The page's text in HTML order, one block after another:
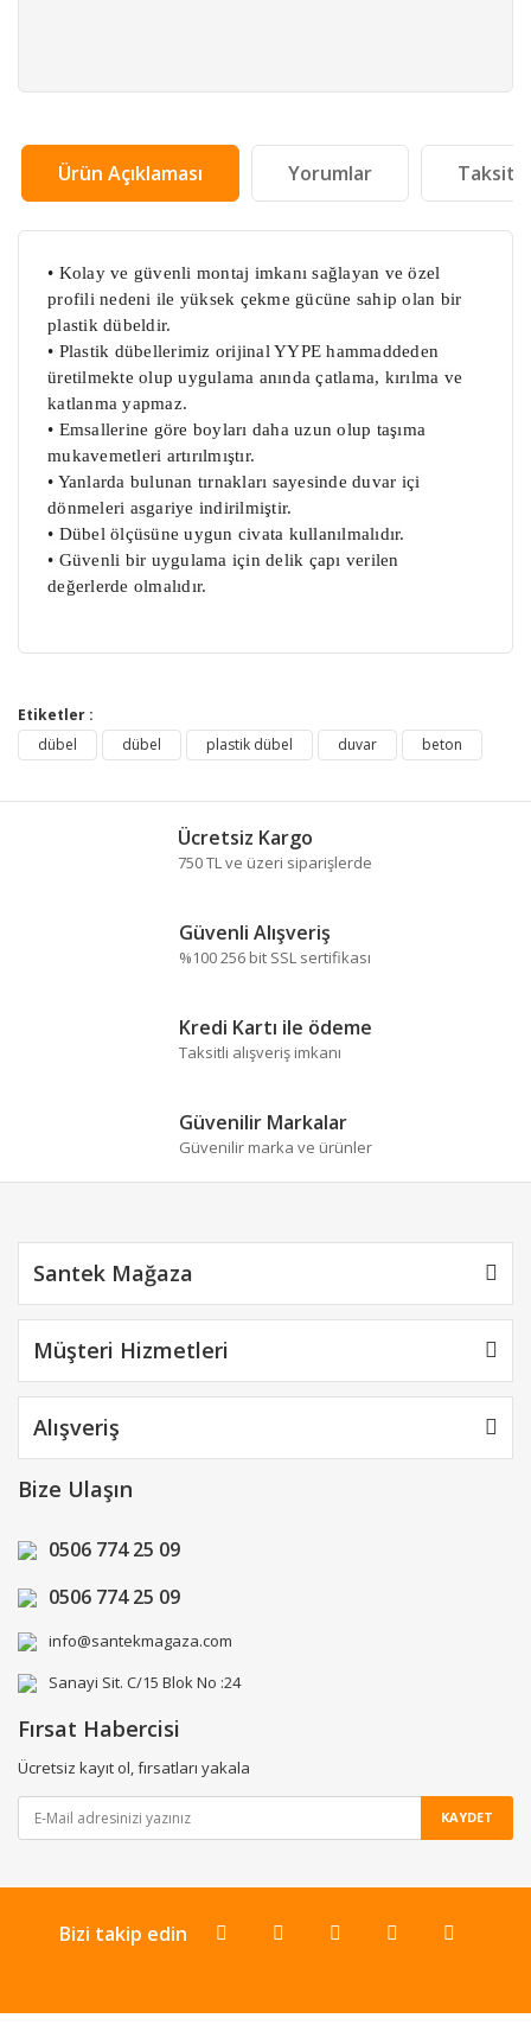
Ürün Açıklaması Yorumlar Taksit
• Kolay ve güvenli montaj imkanı sağlayan ve özel
profili nedeni ile yüksek çekme gücüne sahip olan bir
plastik dübeldir.
• Plastik dübellerimiz orijinal YYPE hammaddeden
üretilmekte olup uygulama anında çatlama, kırılma ve
katlanma yapmaz.
• Emsallerine göre boyları daha uzun olup taşıma
mukavemetleri artırılmıştır.
• Yanlarda bulunan tırnakları sayesinde duvar içi
dönmeleri asgariye indirilmiştir.
• Dübel ölçüsüne uygun civata kullanılmalıdır.
• Güvenli bir uygulama için delik çapı verilen
değerlerde olmalıdır.
Bu ürüne ilk yorumu siz yapın!
Yorum Yaz
diğer konularda yetersiz gördüğünüz noktaları öneri
formunu kullanarak tarafımıza iletebilirsiniz.
Görüş ve önerileriniz için teşekkür ederiz.
Ürün açıklamasında eksik bilgiler bulunuyor.
Bu ürüne benzer farklı alternatifler olmalı.
Etiketler :
dübel
dübel plastik dübel duvar beton
Ücretsiz Kargo
750 TL ve üzeri siparişlerde
Güvenli Alışveriş
%100 256 bit SSL sertifikası
Kredi Kartı ile ödeme
Taksitli alışveriş imkanı
Güvenilir Markalar
Güvenilir marka ve ürünler
Santek Mağaza
Müşteri Hizmetleri
Alışveriş
Bize Ulaşın
0506 774 25 09
0506 774 25 09
info@santekmagaza.com
Sanayi Sit. C/15 Blok No :24
Fırsat Habercisi
Ücretsiz kayıt ol, fırsatları yakala
KAYDET
Bizi takip edin